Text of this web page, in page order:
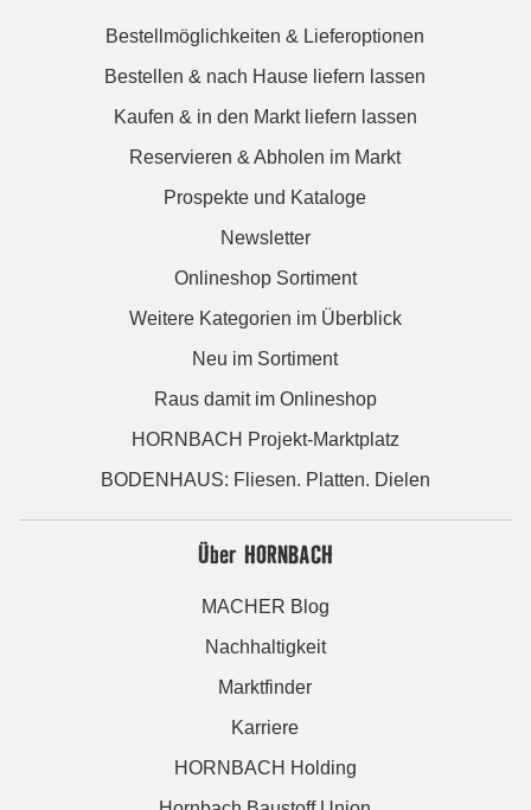
Bestellmöglichkeiten & Lieferoptionen
Bestellen & nach Hause liefern lassen
Kaufen & in den Markt liefern lassen
Reservieren & Abholen im Markt
Prospekte und Kataloge
Newsletter
Onlineshop Sortiment
Weitere Kategorien im Überblick
Neu im Sortiment
Raus damit im Onlineshop
HORNBACH Projekt-Marktplatz
BODENHAUS: Fliesen. Platten. Dielen
Über HORNBACH
MACHER Blog
Nachhaltigkeit
Marktfinder
Karriere
HORNBACH Holding